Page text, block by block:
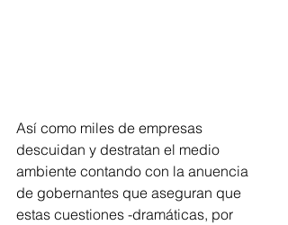
Así como miles de empresas
descuidan y destratan el medio
ambiente contando con la anuencia
de gobernantes que aseguran que
estas cuestiones -dramáticas, por